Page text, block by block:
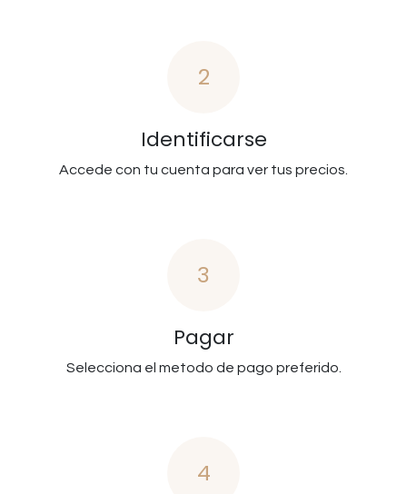
2
Identificarse
Accede con tu cuenta para ver tus precios.
3
Pagar
Selecciona el metodo de pago preferido.
4